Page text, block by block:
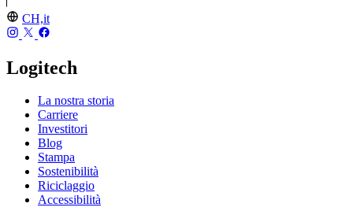
CH,it
Logitech
La nostra storia
Carriere
Investitori
Blog
Stampa
Sostenibilità
Riciclaggio
Accessibilità